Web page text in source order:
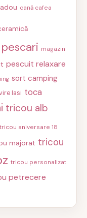
cană cafea
magazin
pescuit relaxare
sort camping
Iasi toca
tricou alb
tricou aniversare 18
majorat tricou
tricou personalizat
petrecere